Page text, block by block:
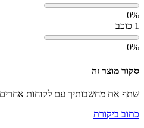
0%
1 כוכב
0%
סקור מוצר זה
שתף את מחשבותיך עם לקוחות אחרים
כתוב ביקורת